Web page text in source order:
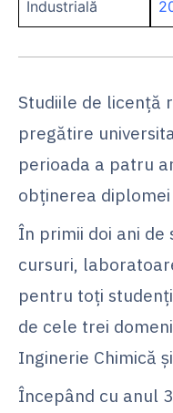
Industrială
Studiile de licență
pregătire
perioada a patru
obținerea diplomei
În primii doi ani de
cursuri,
pentru toţi
de cele trei
Inginerie Chimică
Începând cu anul